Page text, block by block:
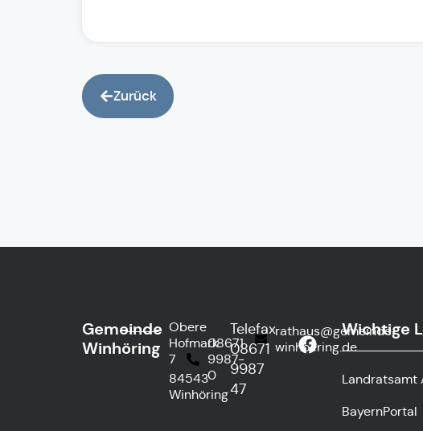
Zurück
Gemeinde
Winhöring
Obere
Hofmark
7
84543
Winhöring
08671
9987-
0
Telefax
08671
9987
47
rathaus@gemeinde-
winhoering.de
Wichtige
Landratsamt
BayernPortal